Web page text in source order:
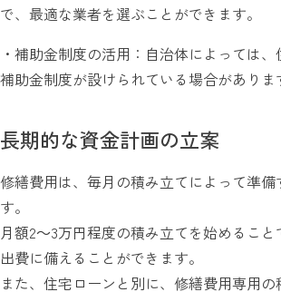
で、最適な業者を選ぶことができます。
・補助金制度の活用：自治体によっては
補助金制度が設けられている場合がありま
長期的な資金計画の立案
修繕費用は、毎月の積み立てによって準
す。
月額2～3万円程度の積み立てを始めるこ
出費に備えることができます。
また、住宅ローンと別に、修繕費用専用